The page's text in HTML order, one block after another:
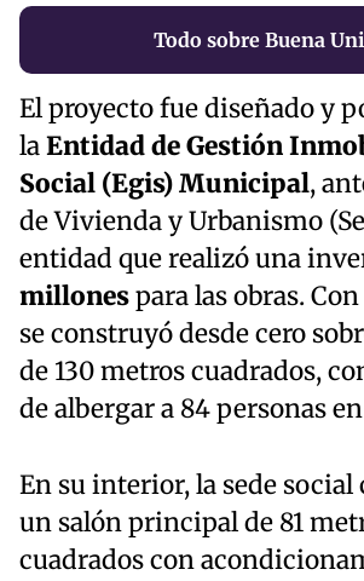
Todo sobre Buena
El proyecto fue diseñado y
laEntidad de Gestión
Social (Egis) Municipal,
de Vivienda y Urbanismo
entidad que realizó una
millonespara las obras.
se construyó desde cero
de 130 metros cuadrados,
de albergar a 84 personas
En su interior, la sede social
un salón principal de 81
cuadrados con